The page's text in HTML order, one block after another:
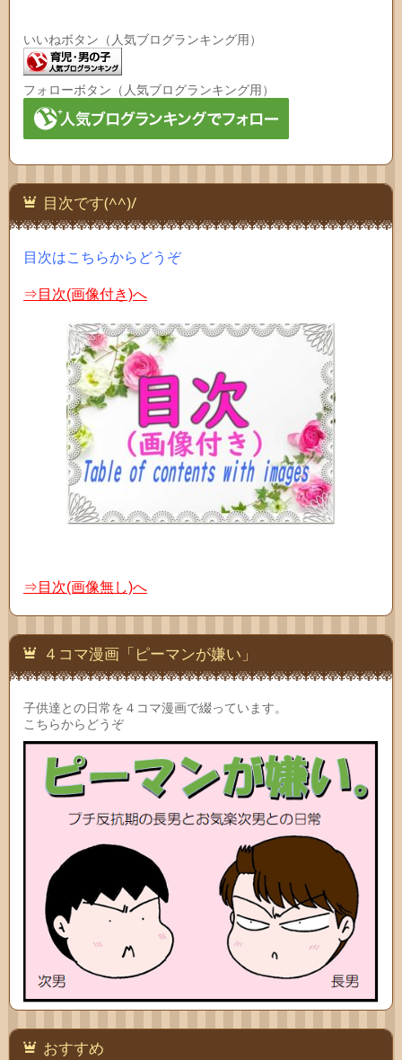
いいねボタン（人気ブログランキング用）
フォローボタン（人気ブログランキング用）
目次です(^^)/
目次はこちらからどうぞ
⇒目次(画像付き)へ
⇒目次(画像無し)へ
４コマ漫画「ピーマンが嫌い」
子供達との日常を４コマ漫画で綴っています。
こちらからどうぞ
おすすめ